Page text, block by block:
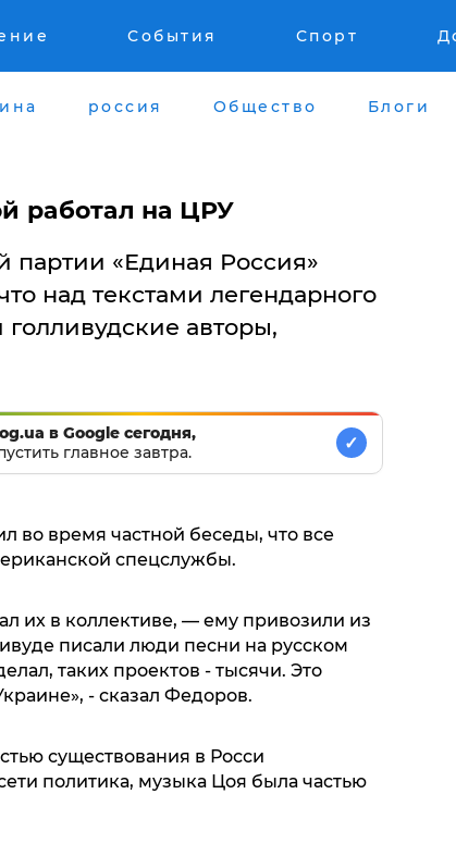
События Спорт
россия Общество Блоги
работал на ЦРУ
партии «Единая Россия»
над текстами легендарного
авторы,
в Google сегодня,
главное завтра.
✓
во время частной беседы, что все
спецслужбы.
их в коллективе, — ему привозили из
писали люди песни на русском
таких проектов - тысячи. Это
- сказал Федоров.
существования в Росси
политика, музыка Цоя была частью